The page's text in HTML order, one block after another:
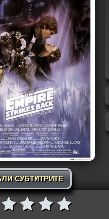
СУБТИТРИТЕ